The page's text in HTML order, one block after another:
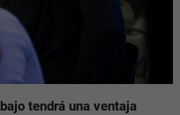
tendrá una ventaja